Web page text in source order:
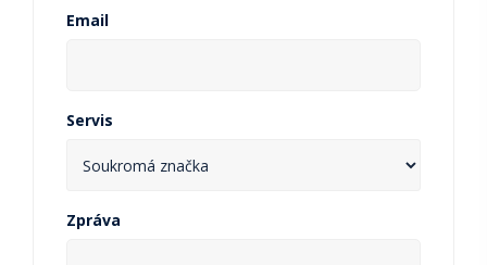
Email
Servis
Zpráva